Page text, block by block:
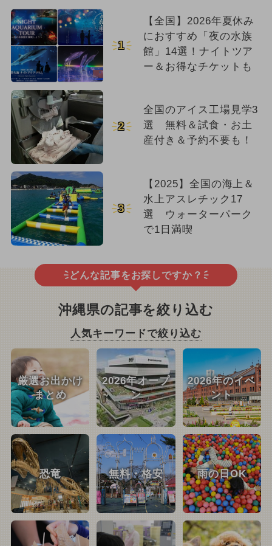
1
【全国】2026年夏休み
におすすめ「夜の水族
館」14選！ナイトツア
ー＆お得なチケットも
2
全国のアイス工場見学3
選 無料＆試食・お土
産付き＆予約不要も！
3
【2025】全国の海上＆
水上アスレチック17
選 ウォーターパーク
で1日満喫
どんな記事をお探しですか？
沖縄県の記事を絞り込む
人気キーワードで絞り込む
厳選お出かけ
まとめ
2026年オープ
ン
2026年のイベ
ント
恐竜 無料・格安 雨の日OK